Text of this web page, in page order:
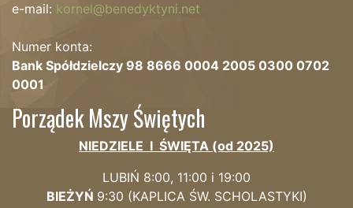
e-mail: kornel@benedyktyni.net
Numer konta:
Bank Spółdzielczy 98 8666 0004 2005 0300 0702
0001
Porządek Mszy Świętych
NIEDZIELE I ŚWIĘTA (od 2025)
LUBIŃ 8:00, 11:00 i 19:00
BIEŻYŃ 9:30 (KAPLICA ŚW. SCHOLASTYKI)